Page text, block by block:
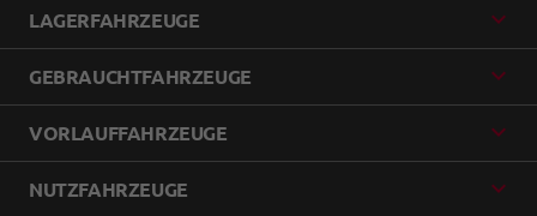
LAGERFAHRZEUGE
GEBRAUCHTFAHRZEUGE
VORLAUFFAHRZEUGE
NUTZFAHRZEUGE